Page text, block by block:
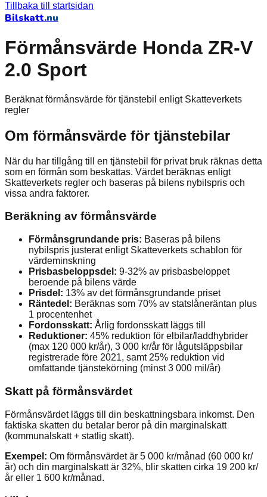
Tillbaka till startsidan
Bilskatt.nu
Förmånsvärde Honda ZR-V
2.0 Sport
Beräknat förmånsvärde för tjänstebil enligt Skatteverkets
regler
Om förmånsvärde för tjänstebilar
När du har tillgång till en tjänstebil för privat bruk räknas detta
som en förmån som beskattas. Värdet beräknas enligt
Skatteverkets regler och baseras på bilens nybilspris och
vissa andra faktorer.
Beräkning av förmånsvärde
Förmånsgrundande pris: Baseras på bilens
nybilspris justerat enligt Skatteverkets schablon för
värdeminskning
Prisbasbeloppsdel: 9-32% av prisbasbeloppet
beroende på bilens värde
Prisdel: 13% av det förmånsgrundande priset
Räntedel: Beräknas som 70% av statslåneräntan plus
1 procentenhet
Fordonsskatt: Årlig fordonsskatt läggs till
Reduktioner: 45% reduktion för elbilar/laddhybrider
(max 120 000 kr/år), 3 000 kr/år för lågutsläppsbilar
registrerade före 2021, samt 25% reduktion vid
omfattande tjänstekörning (minst 3 000 mil/år)
Skatt på förmånsvärdet
Förmånsvärdet läggs till din beskattningsbara inkomst. Den
faktiska skatten du betalar beror på din marginalskatt
(kommunalskatt + statlig skatt).
Exempel: Om förmånsvärdet är 5 000 kr/månad (60 000 kr/
år) och din marginalskatt är 32%, blir skatten cirka 19 200 kr/
år eller 1 600 kr/månad.